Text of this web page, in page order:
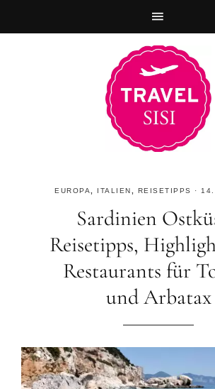
EUROPA ITALIEN REISETIPPS ·
Sardinien
Reisetipps,
Restaurants für
und Arbatax